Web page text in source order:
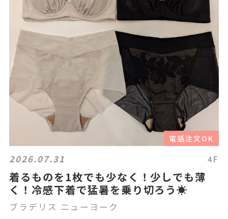
電話注文OK
2026.07.31 4F
着るものを1枚でも少なく！少しでも薄
く！冷感下着で猛暑を乗り切ろう☀
ブラデリス ニューヨーク